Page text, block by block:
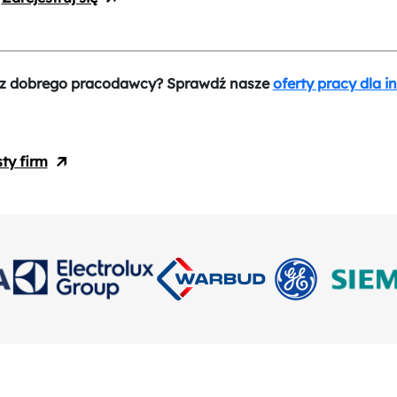
dobrego pracodawcy? Sprawdź naszeoferty pracy dla
firm